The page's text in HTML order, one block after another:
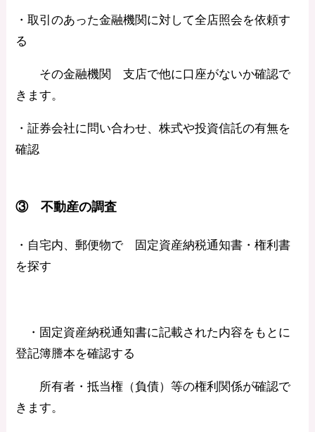
・取引のあった金融機関に対して全店照会を依頼す
る
その金融機関 支店で他に口座がないか確認で
きます。
・証券会社に問い合わせ、株式や投資信託の有無を
確認
③ 不動産の調査
・自宅内、郵便物で 固定資産納税通知書・権利書
を探す
・固定資産納税通知書に記載された内容をもとに
登記簿謄本を確認する
所有者・抵当権（負債）等の権利関係が確認で
きます。